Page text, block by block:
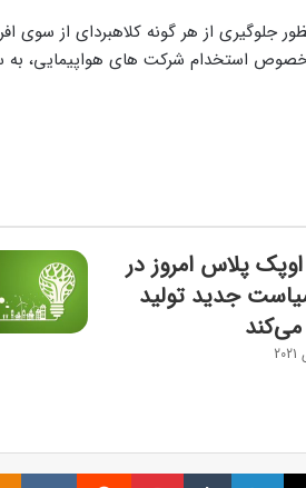
جلوگیری از هر گونه کلاهبردای از سوی
استخدام شرکت های هواپیمایی، به
اوپک پلاس امروز در
جدید تولید
می‌کند
ایکس لینکداین تامبلر پینتریست Reddit
VKontakte